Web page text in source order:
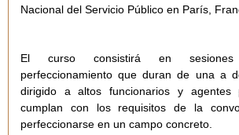
Nacional del Servicio Público en París,
El curso consistirá en
perfeccionamiento que duran de una a
dirigido a altos funcionarios y agentes
cumplan con los requisitos de la
perfeccionarse en un campo concreto.